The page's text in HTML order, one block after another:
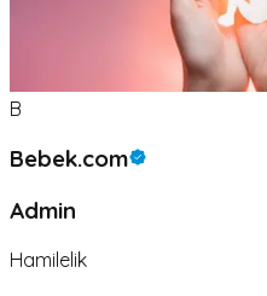
B
Bebek.com
Admin
Hamilelik